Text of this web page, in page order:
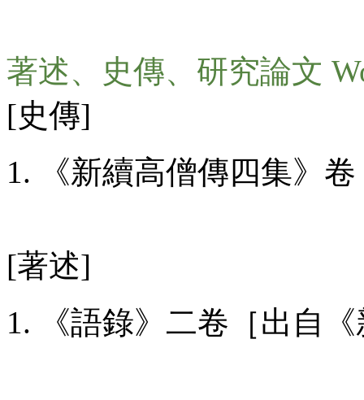
著述、史傳、研究論文
[史傳]
《新續高僧傳四集》卷
[著述]
《語錄》二卷［出自